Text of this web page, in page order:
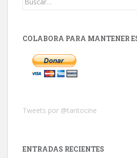
COLABORA PARA MANTENER
Tweets por @tantocine
ENTRADAS RECIENTES